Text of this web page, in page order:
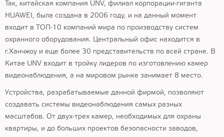
Так, китайская компания UNV, филиал корпорации-гиганта
HUAWEI, была создана в 2006 году, и на данный момент
входит в ТОП-10 компаний мира по производству систем
охранного оборудования. Центральный офис находится в
г.Ханчжоу и еще более 30 представительств по всей стране. В
Китае UNV входит в тройку лидеров по изготовлению камер
видеонаблюдения, а на мировом рынке занимает 8 место.
Устройства, разрабатываемые данной фирмой, позволяют
создавать системы видеонаблюдения самых разных
масштабов. От двух-трех камер, необходимых для охраны
квартиры, и до больших проектов безопасности заводов,